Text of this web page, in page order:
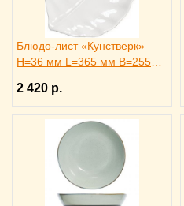
Блюдо-лист «Кунстверк»
H=36 мм L=365 мм B=255
2 420 р.